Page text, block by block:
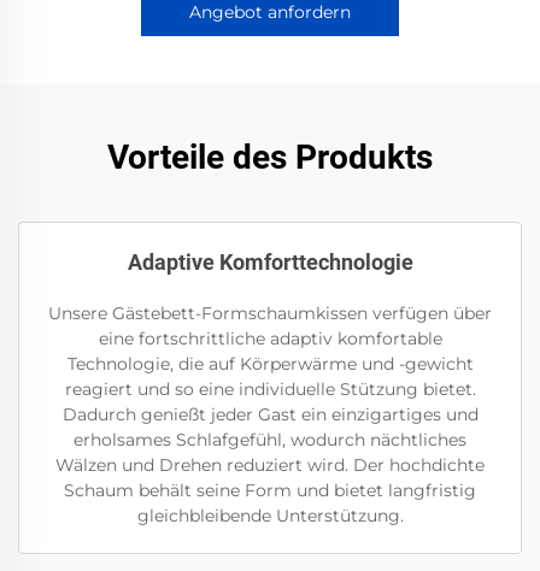
Angebot anfordern
Vorteile des Produkts
Adaptive Komforttechnologie
Unsere Gästebett-Formschaumkissen verfügen über
eine fortschrittliche adaptiv komfortable
Technologie, die auf Körperwärme und -gewicht
reagiert und so eine individuelle Stützung bietet.
Dadurch genießt jeder Gast ein einzigartiges und
erholsames Schlafgefühl, wodurch nächtliches
Wälzen und Drehen reduziert wird. Der hochdichte
Schaum behält seine Form und bietet langfristig
gleichbleibende Unterstützung.